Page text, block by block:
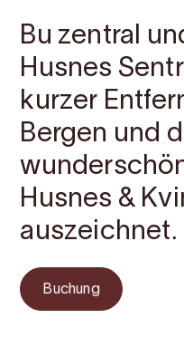
Bu zentral
Husnes
kurzer
Bergen und
Husnes &
auszeichnet.
Buchung